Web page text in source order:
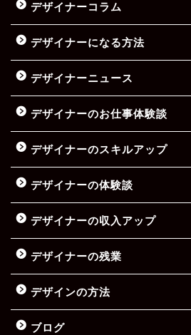
デザイナーコラム
デザイナーになる方法
デザイナーニュース
デザイナーのお仕事体験談
デザイナーのスキルアップ
デザイナーの体験談
デザイナーの収入アップ
デザイナーの残業
デザインの方法
ブログ